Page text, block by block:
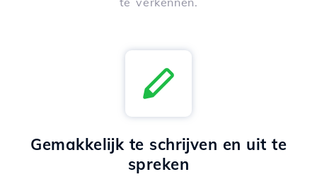
Gemakkelijk te schrijven en uit te
spreken